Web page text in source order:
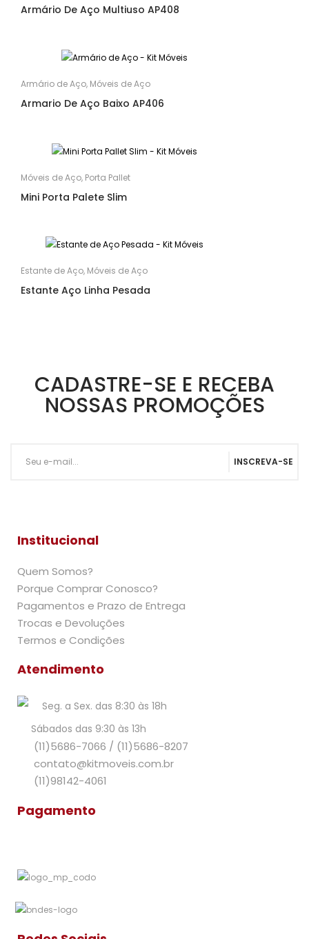
Armário De Aço Multiuso AP408
Armário de Aço, Móveis de Aço
Armario De Aço Baixo AP406
Móveis de Aço, Porta Pallet
Mini Porta Palete Slim
Estante de Aço, Móveis de Aço
Estante Aço Linha Pesada
CADASTRE-SE E RECEBA
NOSSAS PROMOÇÕES
INSCREVA-SE
Institucional
Quem Somos?
Porque Comprar Conosco?
Pagamentos e Prazo de Entrega
Trocas e Devoluções
Termos e Condições
Atendimento
Seg. a Sex. das 8:30 às 18h
Sábados das 9:30 às 13h
(11)5686-7066 / (11)5686-8207
contato@kitmoveis.com.br
(11)98142-4061
Pagamento